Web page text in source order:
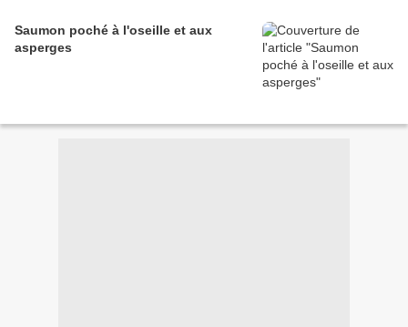
Saumon poché à l'oseille et aux
asperges